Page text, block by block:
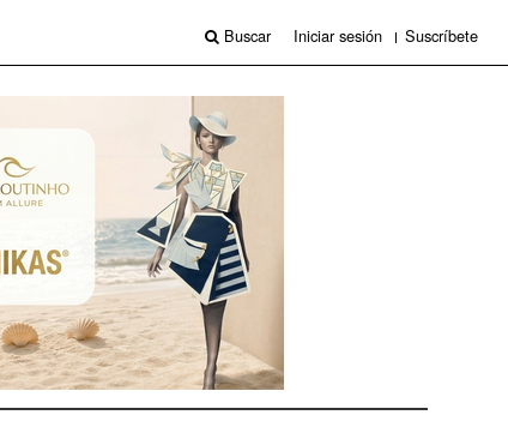
Buscar Iniciar sesión Suscríbete